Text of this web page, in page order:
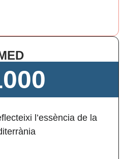
l’essència de la